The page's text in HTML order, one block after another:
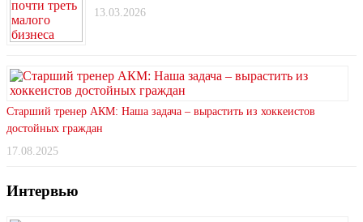
13.03.2026
Старший тренер АКМ: Наша задача – вырастить из хоккеистов
достойных граждан
17.08.2025
Интервью